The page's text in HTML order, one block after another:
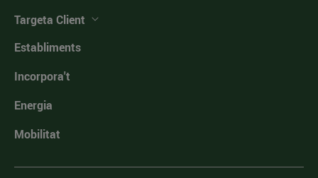
Targeta Client
Establiments
Incorpora't
Energia
Mobilitat